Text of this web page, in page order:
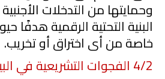
وحمايتها من التدخلات
البنية التحتية الرقمية هدفًا
خاصة من أى اختراق أو تخريب.
4/2 الفجوات التشريعية في